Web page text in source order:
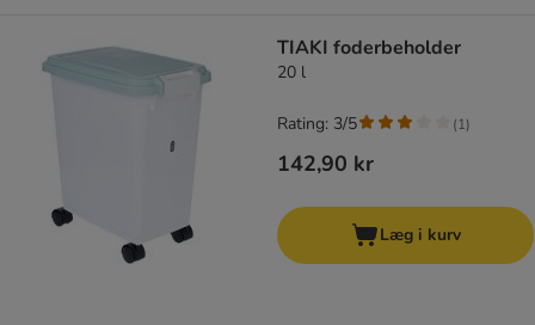
TIAKI foderbeholder
20 l
142,90 kr
Rating: 3/5 (1)
Læg i kurv